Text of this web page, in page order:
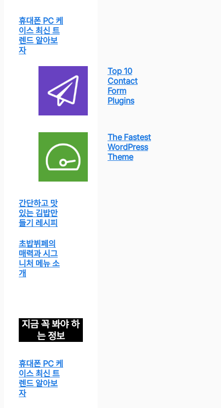
휴대폰 PC 케
이스 최신 트
렌드 알아보
자
Top 10
Contact
Form
Plugins
The Fastest
WordPress
Theme
간단하고 맛
있는 김밥만
들기 레시피
초밥뷔페의
매력과 시그
니처 메뉴 소
개
지금 꼭 봐야 하
는 정보
휴대폰 PC 케
이스 최신 트
렌드 알아보
자